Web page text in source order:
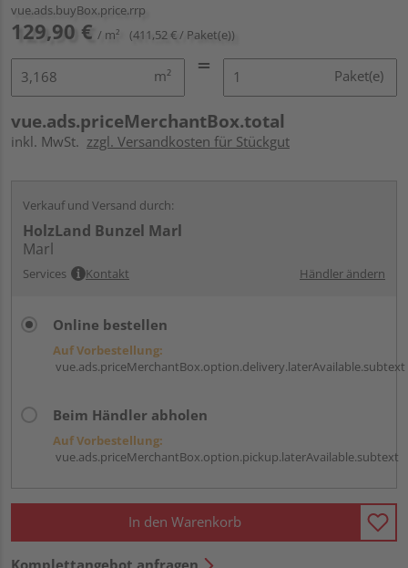
vue.ads.buyBox.price.rrp
129,90 € / m² (411,52 € / Paket(e))
m² Paket(e)
vue.ads.priceMerchantBox.total
inkl. MwSt. zzgl. Versandkosten für Stückgut
Verkauf und Versand durch:
HolzLand Bunzel Marl
Marl
Services Kontakt Händler ändern
Online bestellen
Auf Vorbestellung:
vue.ads.priceMerchantBox.option.delivery.laterAvailable.subtext
Beim Händler abholen
Auf Vorbestellung:
vue.ads.priceMerchantBox.option.pickup.laterAvailable.subtext
In den Warenkorb
Komplettangebot anfragen